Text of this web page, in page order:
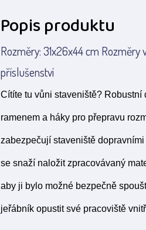
Popis produktu
Rozměry: 31x26x44 cm Rozměry
příslušenství
Cítíte tu vůni staveniště?
ramenem a háky pro přepravu
zabezpečují staveniště
se snaží naložit zpracovávaný
aby ji bylo možné bezpečně
jeřábník opustit své pracoviště